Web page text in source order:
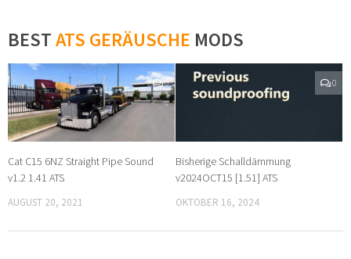
BESTATS GERÄUSCHE MODS
0
Cat C15 6NZ Straight Pipe Sound
v1.2 1.41 ATS
AUGUST 20, 2021
0
Bisherige Schalldämmung
v2024OCT15 [1.51] ATS
OKTOBER 16, 2024